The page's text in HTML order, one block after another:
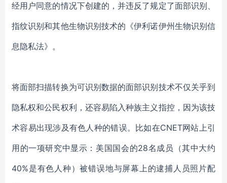
经用户同意的情况下创建的，并违反了规定了面部识别、
指纹识别和其他生物识别技术的《伊利诺伊州生物识别信
息隐私法》。
将面部扫描转换为可识别数据的面部识别技术不仅关乎到
隐私权和公民权利，还容易陷入种族主义指控，因为该技
术容易出现涉及有色人种的错误。比如在CNET网站上引
用的一项研究中显示：美国国会的28名成员（其中大约
40%是有色人种）被错误地与屏幕上的逮捕人员照片配